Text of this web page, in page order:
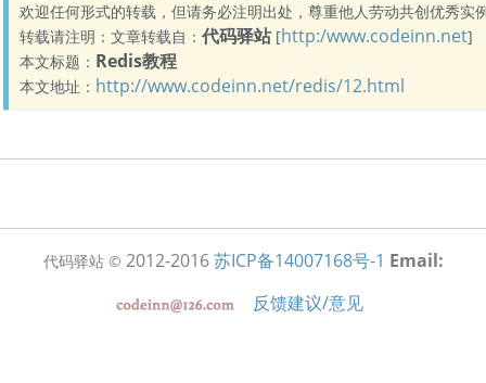
欢迎任何形式的转载，但请务必注明出处，尊重他人劳动共创优秀实
转载请注明：文章转载自： 代码驿站[http:/www.codeinn.net]
本文标题： Redis教程
本文地址： http://www.codeinn.net/redis/12.html
代码驿站 © 2012-2016 苏ICP备14007168号-1 Email:
反馈建议/意见